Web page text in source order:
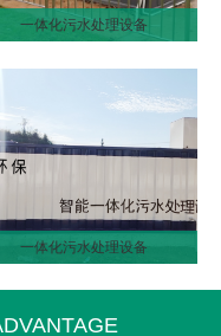
一体化污水处理设备
一体化污水处理设备